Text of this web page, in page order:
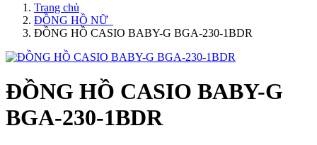
Trang chủ
ĐỒNG HỒ NỮ
ĐỒNG HỒ CASIO BABY-G BGA-230-1BDR
ĐỒNG HỒ CASIO BABY-G
BGA-230-1BDR